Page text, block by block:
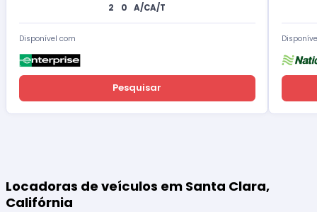
2 0 A/CA/T
Disponível com
Pesquisar
Locadoras de veículos em Santa Clara,
Califórnia